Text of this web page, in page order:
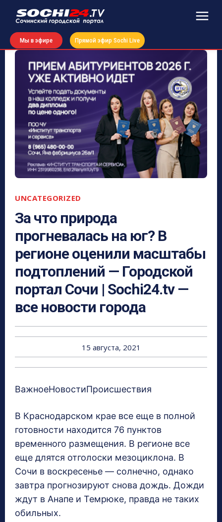
Мы в эфире Прямой эфир Sochi Live
UNCATEGORIZED
За что природа
прогневалась на юг? В
регионе оценили масштабы
подтоплений — Городской
портал Сочи | Sochi24.tv —
все новости города
15 августа, 2021
ВажноеНовостиПроисшествия
В Краснодарском крае все еще в полной
готовности находится 76 пунктов
временного размещения. В регионе все
еще длятся отголоски мезоциклона. В
Сочи в воскресенье — солнечно, однако
завтра прогнозируют снова дождь. Дожди
ждут в Анапе и Темрюке, правда не таких
обильных.